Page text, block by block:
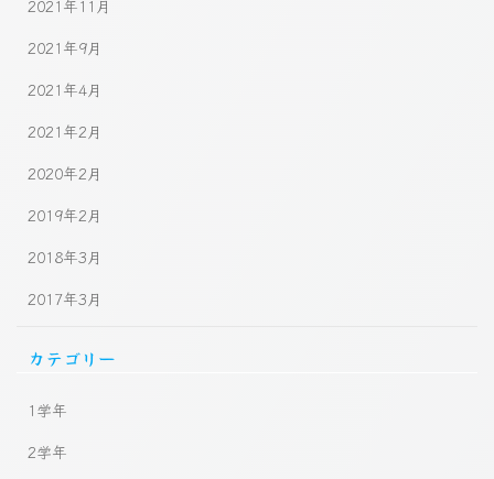
2021年11月
2021年9月
2021年4月
2021年2月
2020年2月
2019年2月
2018年3月
2017年3月
カテゴリー
1学年
2学年